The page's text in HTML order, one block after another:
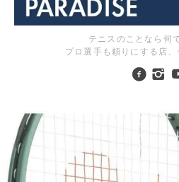
テニスのことなら何
プロ選手も頼りにする店